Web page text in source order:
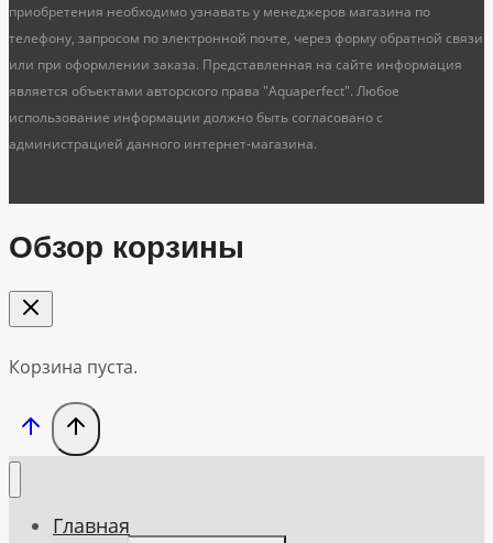
приобретения необходимо узнавать у менеджеров магазина по
телефону, запросом по электронной почте, через форму обратной связи
или при оформлении заказа. Представленная на сайте информация
является объектами авторского права "Aquaperfect". Любое
использование информации должно быть согласовано с
администрацией данного интернет-магазина.
Обзор корзины
Корзина пуста.
Главная